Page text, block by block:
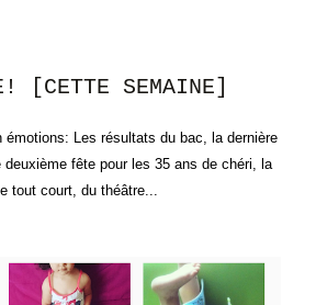
[CETTE SEMAINE]
émotions: Les résultats du bac, la dernière
fête pour les 35 ans de chéri, la
tout court, du théâtre...